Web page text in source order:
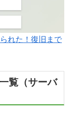
れた！復旧まで
覧（サーバ